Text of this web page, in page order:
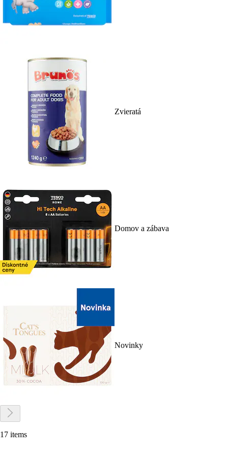
Zvieratá
Domov a zábava
Novinky
17 items